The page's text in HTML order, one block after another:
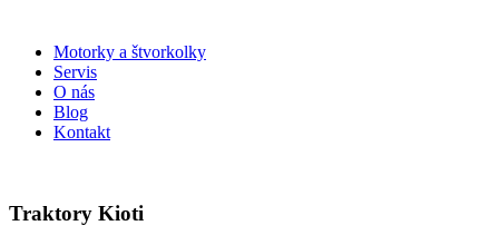
Motorky a štvorkolky
Servis
O nás
Blog
Kontakt
Traktory Kioti